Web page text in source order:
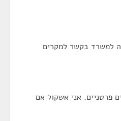
למשרד בקשר למקרים
פרטניים. אני אשקול אם